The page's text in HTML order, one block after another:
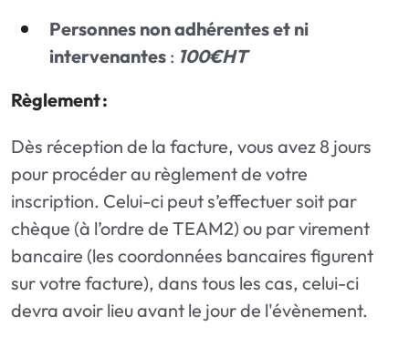
Personnes non adhérentes et ni
intervenantes : 100€HT
Règlement :
Dès réception de la facture, vous avez 8 jours
pour procéder au règlement de votre
inscription. Celui-ci peut s’effectuer soit par
chèque (à l’ordre de TEAM2) ou par virement
bancaire (les coordonnées bancaires figurent
sur votre facture), dans tous les cas, celui-ci
devra avoir lieu avant le jour de l'évènement.